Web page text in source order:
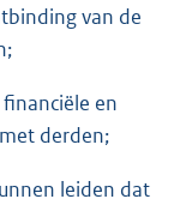
van de
en
derden;
leiden dat